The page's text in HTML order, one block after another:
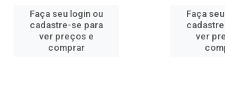
Faça seu login ou
cadastre-se para
ver preços e
comprar
Faça
ver